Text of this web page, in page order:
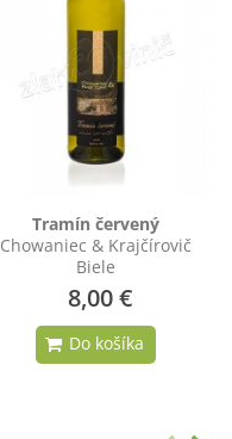
Tramín červený
Chowaniec & Krajčírovič
Biele
8,00 €